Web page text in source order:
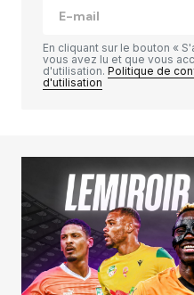
Your E-mail*
Enregistrer mon
site dans le
commentaire.
En cliquant sur le bouton «
vous avez lu et que vous
d'utilisation. Politique de
d'utilisation